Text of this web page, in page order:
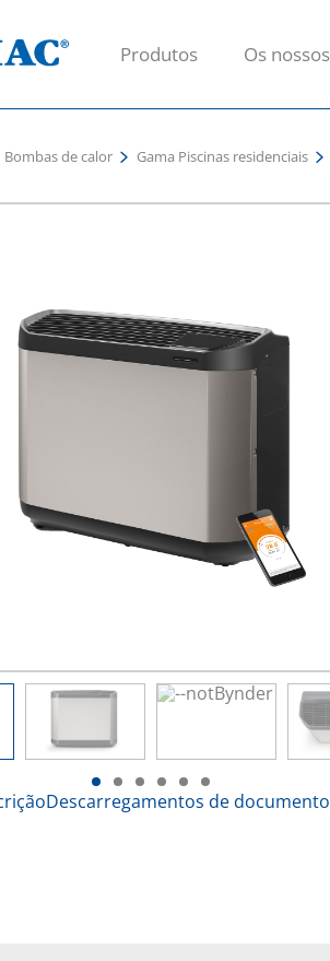
Produtos Os
Bombas de calor Gama Piscinas residenciais
Descarregamentos de